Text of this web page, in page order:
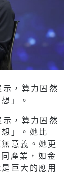
意義。她更
產業，如金
巨大的應用
科技與產業
科技與產業
學近年從北
方向由學者
，透過與中
研究院，將